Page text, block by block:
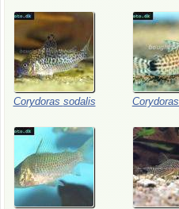
Corydoras sodalis Corydoras